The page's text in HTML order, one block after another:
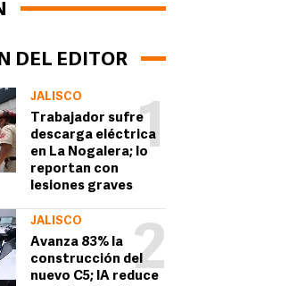
DEL EDITOR
1
JALISCO
Trabajador sufre
descarga eléctrica
en La Nogalera; lo
reportan con
lesiones graves
2
JALISCO
Avanza 83% la
construcción del
nuevo C5; IA reduce